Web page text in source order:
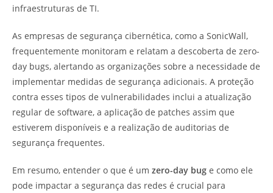
infraestruturas de TI.
As empresas de segurança cibernética, como a SonicWall,
frequentemente monitoram e relatam a descoberta de zero-
day bugs, alertando as organizações sobre a necessidade de
implementar medidas de segurança adicionais. A proteção
contra esses tipos de vulnerabilidades inclui a atualização
regular de software, a aplicação de patches assim que
estiverem disponíveis e a realização de auditorias de
segurança frequentes.
Em resumo, entender o que é um zero-day bug e como ele
pode impactar a segurança das redes é crucial para